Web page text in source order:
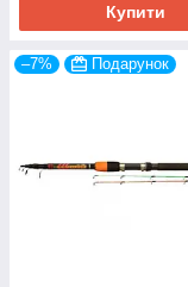
Купити
–7% Подарунок